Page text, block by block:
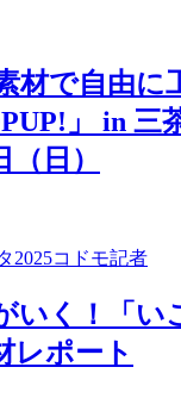
材で自由に
」 in 三
（日）
いく！「い
レポート